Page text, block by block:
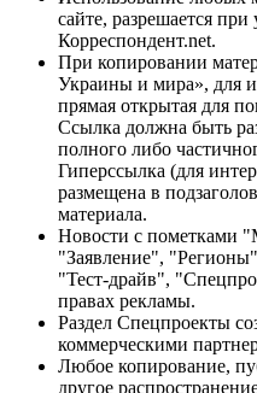
сайте, разрешается
Корреспондент.net.
При копировании
Украины и мира», для
прямая открытая для
Ссылка должна быть
полного либо
Гиперссылка (для
размещена в
материала.
Новости с пометками
"Заявление",
"Тест-драйв",
правах рекламы.
Раздел Спецпроекты
коммерческими
Любое копирование,
другое